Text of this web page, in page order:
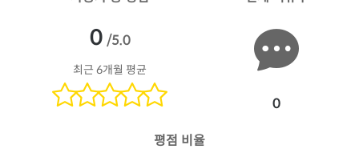
0 /5.0
최근 6개월 평균
0
평점 비율